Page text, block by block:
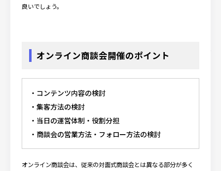
良いでしょう。
オンライン商談会開催のポイント
コンテンツ内容の検討
集客方法の検討
当日の運営体制・役割分担
商談会の営業方法・フォロー方法の検討
オンライン商談会は、従来の対面式商談会とは異なる部分が多く